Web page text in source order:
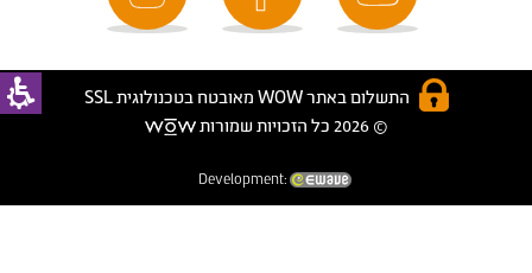
התשלום באתר WOW מאובטח בטכנולוגית SSL
© 2026 כל הזכויות שמורות
Development: